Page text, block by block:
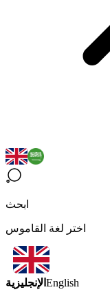
ابحث
اختر لغة القاموس
الإنجليزية English